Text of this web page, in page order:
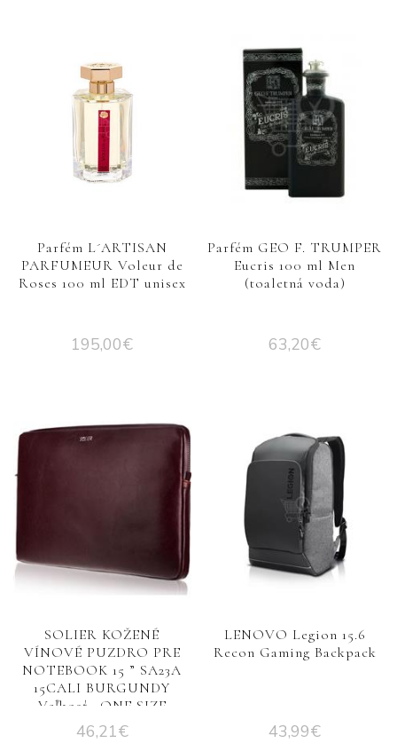
Parfém L´ARTISAN
PARFUMEUR Voleur de
Roses 100 ml EDT unisex
195,00€
Parfém GEO F. TRUMPER
Eucris 100 ml Men
(toaletná voda)
63,20€
SOLIER KOŽENÉ
VÍNOVÉ PUZDRO PRE
NOTEBOOK 15 ” SA23A
15CALI BURGUNDY
Veľkosť : ONE SIZE
46,21€
LENOVO Legion 15.6
Recon Gaming Backpack
43,99€